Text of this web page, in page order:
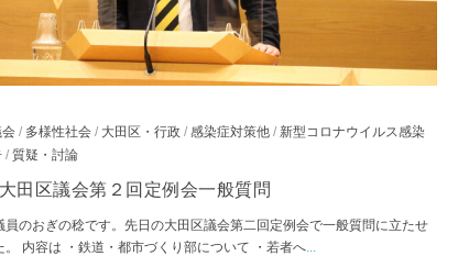
会/ 多様性社会/ 大田区・行政 / 感染症対策他/ 新型コロナウイルス感染
/ 質疑・討論
田区議会第２回定例会一般質問
員のおぎの稔です。先日の大田区議会第二回定例会で一般質問に立たせ
。 内容は ・鉄道・都市づくり部について ・若者へ...